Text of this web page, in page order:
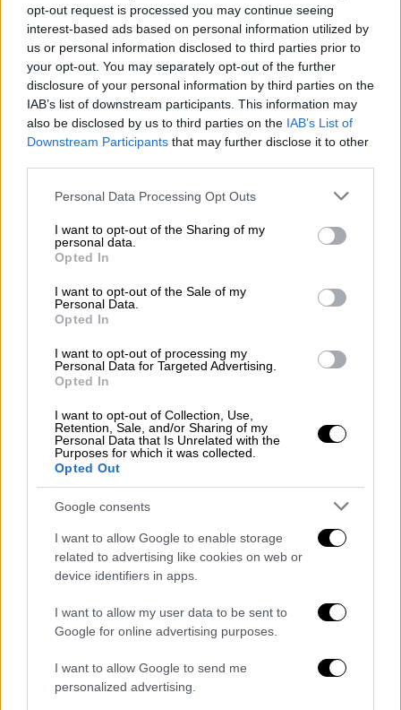
opt-out request is processed you may continue seeing
interest-based ads based on personal information utilized by
us or personal information disclosed to third parties prior to
your opt-out. You may separately opt-out of the further
disclosure of your personal information by third parties on the
IAB’s list of downstream participants. This information may
also be disclosed by us to third parties on the IAB’s List of
Downstream Participants that may further disclose it to other
Please note that this website/app uses one or more Google
not limited to your visit or usage behaviour. You may click to
grant or deny consent to Google and its third-party tags to
use your data for below specified purposes in below Google
consent section.
Personal Data Processing Opt Outs
I want to opt-out of the Sharing of my
personal data.
Opted In
I want to opt-out of the Sale of my
Personal Data.
Opted In
I want to opt-out of processing my
Personal Data for Targeted Advertising.
Opted In
I want to opt-out of Collection, Use,
Retention, Sale, and/or Sharing of my
Personal Data that Is Unrelated with the
Purposes for which it was collected.
Opted Out
Google consents
I want to allow Google to enable storage
related to advertising like cookies on web or
device identifiers in apps.
I want to allow my user data to be sent to
Google for online advertising purposes.
I want to allow Google to send me
personalized advertising.
τρεις ουρανοξύστες διαθέτουν ένα
αλληλένδετο σύνολο από ορόφους
εστιατορίων στον 12ο και 13ο όροφο, με 75
εστιατόρια για κάθε γούστο και
προϋπολογισμό που αποτελούν μια
εξαιρετική εισαγωγική ή εξερευνητική
εμπειρία. Δύο από τους ουρανοξύστες
διαθέτουν καφετέριες και εστιατόρια με
απίστευτη πανοραμική θέα στον 51ο ή 52ο
Η γαστρονομία